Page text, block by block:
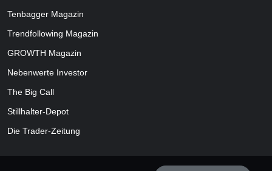
Tenbagger Magazin
Trendfollowing Magazin
GROWTH Magazin
Nebenwerte Investor
The Big Call
Stillhalter-Depot
Die Trader-Zeitung